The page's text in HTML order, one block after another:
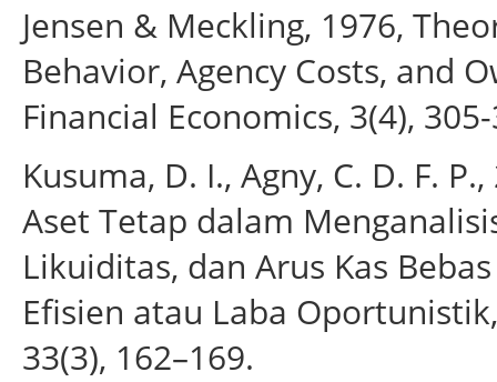
Jensen & Meckling, 1976,
Behavior, Agency Costs, and
Financial Economics, 3(4),
Kusuma, D. I., Agny, C. D. F.
Aset Tetap dalam
Likuiditas, dan Arus Kas
Efisien atau Laba
33(3), 162–169.